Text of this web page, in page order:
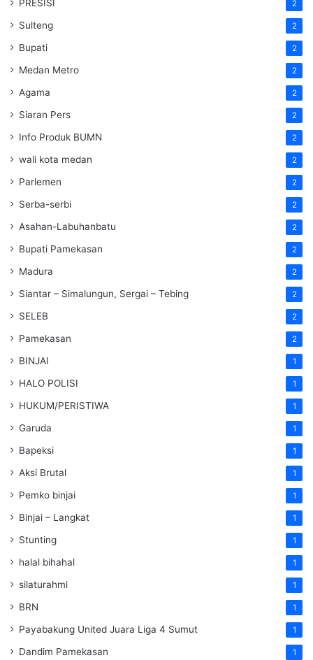
PRESISI 2
Sulteng 2
Bupati 2
Medan Metro 2
Agama 2
Siaran Pers 2
Info Produk BUMN 2
wali kota medan 2
Parlemen 2
Serba-serbi 2
Asahan-Labuhanbatu 2
Bupati Pamekasan 2
Madura 2
Siantar – Simalungun, Sergai – Tebing 2
SELEB 2
Pamekasan 2
BINJAI 1
HALO POLISI 1
HUKUM/PERISTIWA 1
Garuda 1
Bapeksi 1
Aksi Brutal 1
Pemko binjai 1
Binjai – Langkat 1
Stunting 1
halal bihahal 1
silaturahmi 1
BRN 1
Payabakung United Juara Liga 4 Sumut 1
Dandim Pamekasan 1